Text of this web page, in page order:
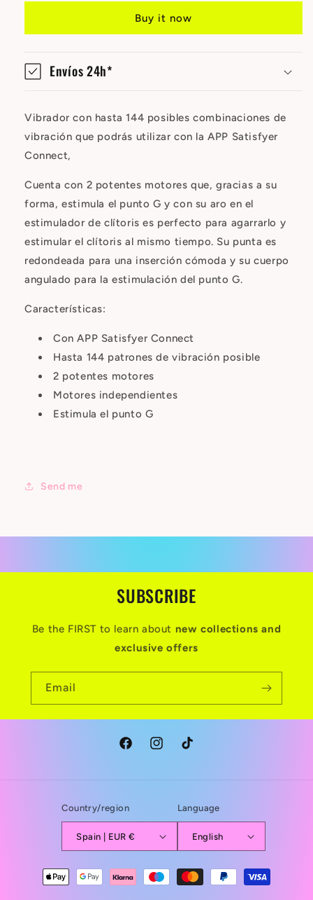
Connect
Satisfyer
Connect
Buy it now
Envíos 24h*
Vibrador con hasta 144 posibles combinaciones de
vibración que podrás utilizar con la APP Satisfyer
Connect,
Cuenta con 2 potentes motores que, gracias a su
forma, estimula el punto G y con su aro en el
estimulador de clítoris es perfecto para agarrarlo y
estimular el clítoris al mismo tiempo. Su punta es
redondeada para una inserción cómoda y su cuerpo
angulado para la estimulación del punto G.
Características:
Con APP Satisfyer Connect
Hasta 144 patrones de vibración posible
2 potentes motores
Motores independientes
Estimula el punto G
Send me
SUBSCRIBE
Be the FIRST to learn about new collections and
exclusive offers
Email
FacebookInstagramTikTok
Country/region
Spain | EUR €
Language
English
Payment
methods